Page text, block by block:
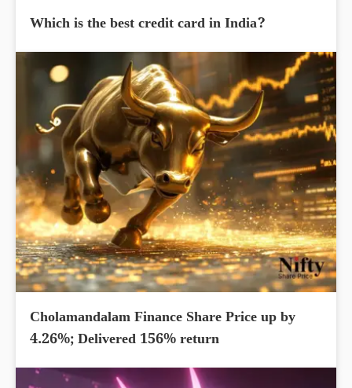
Which is the best credit card in India?
Cholamandalam Finance Share Price up by
4.26%; Delivered 156% return